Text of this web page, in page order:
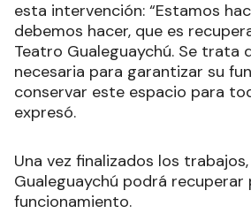
esta intervención: “Estamos
debemos hacer, que es
Teatro Gualeguaychú. Se trata
necesaria para garantizar su
conservar este espacio para
expresó.
Una vez finalizados los
Gualeguaychú podrá recuperar
funcionamiento.